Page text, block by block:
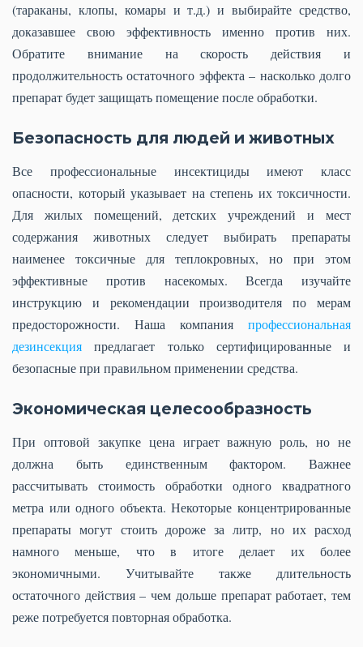
(тараканы, клопы, комары и т.д.) и выбирайте средство,
доказавшее свою эффективность именно против них.
Обратите внимание на скорость действия и
продолжительность остаточного эффекта – насколько долго
препарат будет защищать помещение после обработки.
Безопасность для людей и животных
Все профессиональные инсектициды имеют класс
опасности, который указывает на степень их токсичности.
Для жилых помещений, детских учреждений и мест
содержания животных следует выбирать препараты
наименее токсичные для теплокровных, но при этом
эффективные против насекомых. Всегда изучайте
инструкцию и рекомендации производителя по мерам
предосторожности. Наша компания профессиональная
дезинсекция предлагает только сертифицированные и
безопасные при правильном применении средства.
Экономическая целесообразность
При оптовой закупке цена играет важную роль, но не
должна быть единственным фактором. Важнее
рассчитывать стоимость обработки одного квадратного
метра или одного объекта. Некоторые концентрированные
препараты могут стоить дороже за литр, но их расход
намного меньше, что в итоге делает их более
экономичными. Учитывайте также длительность
остаточного действия – чем дольше препарат работает, тем
реже потребуется повторная обработка.